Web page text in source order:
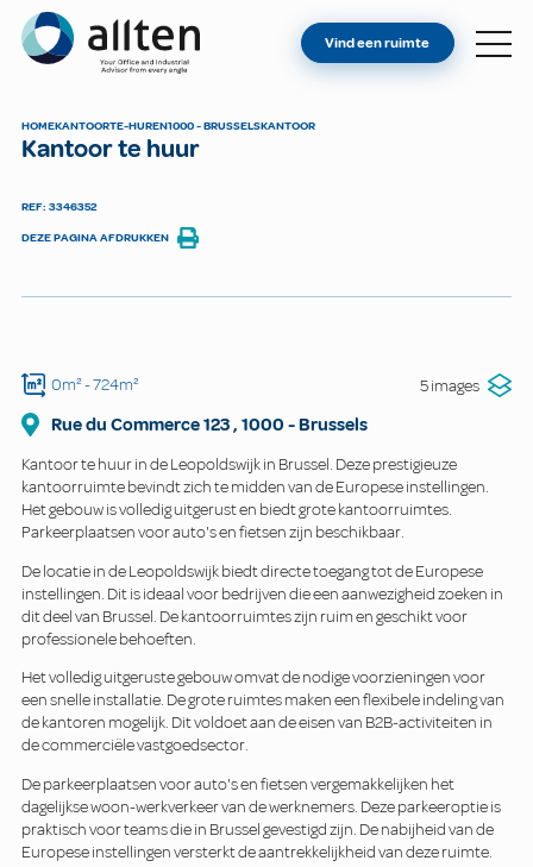
Allten
VIND EEN RUIMTE
Vind een ruimte
HOMEKANTOORTE-HUREN1000 - BRUSSELSKANTOOR
Kantoor te huur
REF: 3346352
DEZE PAGINA AFDRUKKEN
0m²- 724m² 5 images
Rue du Commerce123, 1000 -Brussels
Kantoor te huur in de Leopoldswijk in Brussel. Deze prestigieuze
kantoorruimte bevindt zich te midden van de Europese instellingen.
Het gebouw is volledig uitgerust en biedt grote kantoorruimtes.
Parkeerplaatsen voor auto's en fietsen zijn beschikbaar.
De locatie in de Leopoldswijk biedt directe toegang tot de Europese
instellingen. Dit is ideaal voor bedrijven die een aanwezigheid zoeken in
dit deel van Brussel. De kantoorruimtes zijn ruim en geschikt voor
professionele behoeften.
Het volledig uitgeruste gebouw omvat de nodige voorzieningen voor
een snelle installatie. De grote ruimtes maken een flexibele indeling van
de kantoren mogelijk. Dit voldoet aan de eisen van B2B-activiteiten in
de commerciële vastgoedsector.
De parkeerplaatsen voor auto's en fietsen vergemakkelijken het
dagelijkse woon-werkverkeer van de werknemers. Deze parkeeroptie is
praktisch voor teams die in Brussel gevestigd zijn. De nabijheid van de
Europese instellingen versterkt de aantrekkelijkheid van deze ruimte.